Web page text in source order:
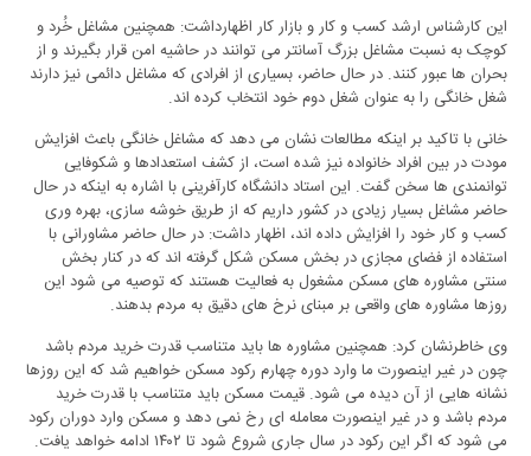
این کارشناس ارشد کسب و کار و بازار کار اظهارداشت: همچنین مشاغل خُرد و
کوچک به نسبت مشاغل بزرگ آسانتر می توانند در حاشیه امن قرار بگیرند و از
بحران ها عبور کنند. در حال حاضر، بسیاری از افرادی که مشاغل دائمی نیز دارند
شغل خانگی را به عنوان شغل دوم خود انتخاب کرده اند.
خانی با تاکید بر اینکه مطالعات نشان می دهد که مشاغل خانگی باعث افزایش
مودت در بین افراد خانواده نیز شده است، از کشف استعدادها و شکوفایی
توانمندی ها سخن گفت. این استاد دانشگاه کارآفرینی با اشاره به اینکه در حال
حاضر مشاغل بسیار زیادی در کشور داریم که از طریق خوشه سازی، ‌بهره وری
کسب و کار خود را افزایش داده اند، اظهار داشت: در حال حاضر مشاورانی با
استفاده از فضای مجازی در بخش مسکن شکل گرفته اند که در کنار بخش
سنتی مشاوره های مسکن مشغول به فعالیت هستند که توصیه می شود این
روزها مشاوره های واقعی بر مبنای نرخ های دقیق به مردم بدهند.
وی خاطرنشان کرد: همچنین مشاوره ها باید متناسب قدرت خرید مردم باشد
چون در غیر اینصورت ما وارد دوره چهارم رکود مسکن خواهیم شد که این روزها
نشانه هایی از آن دیده می شود. قیمت مسکن باید متناسب با قدرت خرید
مردم باشد و در غیر اینصورت معامله ای رخ نمی دهد و مسکن وارد دوران رکود
می شود که اگر این رکود در سال جاری شروع شود تا ۱۴۰۲ ادامه خواهد یافت.